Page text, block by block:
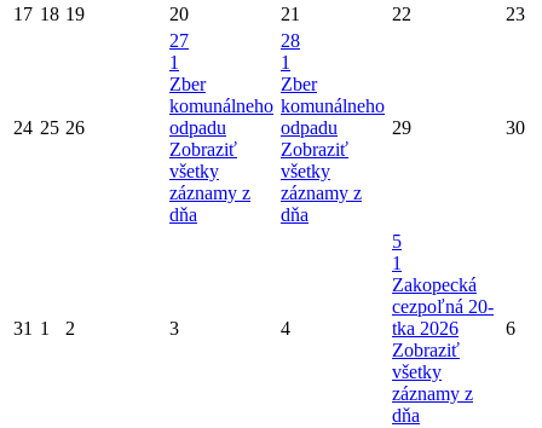
17 18 19 20 21 22 23
24 25 26
27
1
Zber
komunálneho
odpadu
Zobraziť
všetky
záznamy z
dňa
28
1
Zber
komunálneho
odpadu
Zobraziť
všetky
záznamy z
dňa
29 30
31 1 2 3 4
5
1
Zakopecká
cezpoľná 20-
tka 2026
Zobraziť
všetky
záznamy z
dňa
6